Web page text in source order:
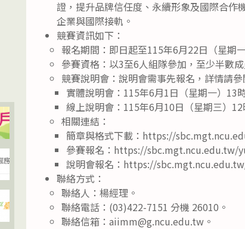
證，提升品牌信任度、永續形象及國際合作
企業與國際接軌。
競賽資訊如下：
報名期間：即日起至115年6月22日（星期
參賽資格：以3至6人組隊參加，至少半數
競賽說明會：說明會需事先報名，詳情請
實體說明會：115年6月1日（星期一）13
線上說明會：115年6月10日（星期三）12
相關連結：
簡章與格式下載：https://
參賽報名：https://
說明會報名：https://
聯絡方式：
聯絡人：楊經理。
聯絡電話：(03)422-7151 分機 26010。
聯絡信箱：aiimm@g.ncu.edu.tw。